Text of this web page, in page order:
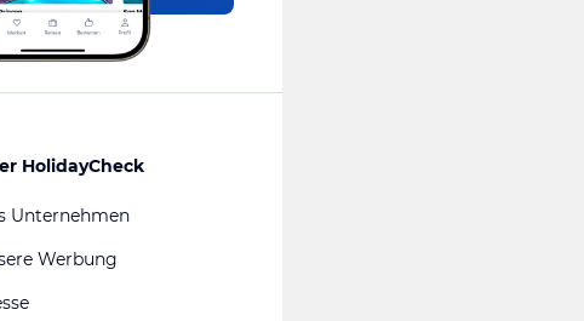
HolidayCheck
Unternehmen
Werbung